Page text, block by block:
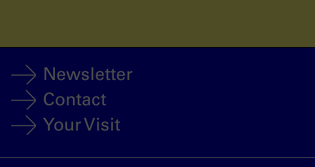
Newsletter
Contact
Your Visit